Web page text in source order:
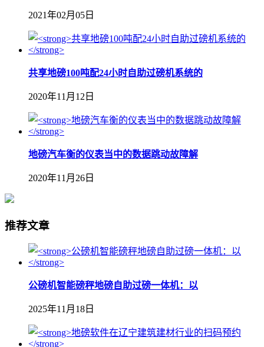
2021年02月05日
共享地磅100吨配24小时自助过磅机系统的
2020年11月12日
地磅汽车衡的仪表当中的数据跳动故障解
2020年11月26日
推荐文章
公磅机智能磅秤地磅自助过磅一体机：以
2025年11月18日